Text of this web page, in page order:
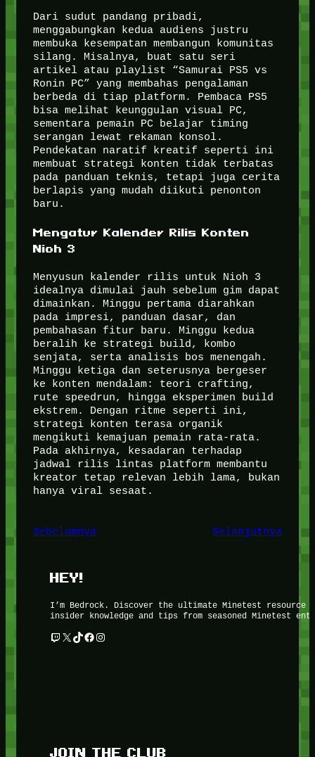
Dari sudut pandang pribadi,
menggabungkan kedua audiens justru
membuka kesempatan membangun komunitas
silang. Misalnya, buat satu seri
artikel atau playlist “Samurai PS5 vs
Ronin PC” yang membahas pengalaman
berbeda di tiap platform. Pembaca PS5
bisa melihat keunggulan visual PC,
sementara pemain PC belajar timing
serangan lewat rekaman konsol.
Pendekatan naratif kreatif seperti ini
membuat strategi konten tidak terbatas
pada panduan teknis, tetapi juga cerita
berlapis yang mudah diikuti penonton
baru.
Mengatur Kalender Rilis Konten
Nioh 3
Menyusun kalender rilis untuk Nioh 3
idealnya dimulai jauh sebelum gim dapat
dimainkan. Minggu pertama diarahkan
pada impresi, panduan dasar, dan
pembahasan fitur baru. Minggu kedua
beralih ke strategi build, kombo
senjata, serta analisis bos menengah.
Minggu ketiga dan seterusnya bergeser
ke konten mendalam: teori crafting,
rute speedrun, hingga eksperimen build
ekstrem. Dengan ritme seperti ini,
strategi konten terasa organik
mengikuti kemajuan pemain rata-rata.
Pada akhirnya, kesadaran terhadap
jadwal rilis lintas platform membantu
kreator tetap relevan lebih lama, bukan
hanya viral sesaat.
Sebelumnya Selanjutnya
HEY!
I’m Bedrock. Discover the ultimate Minetest
insider knowledge and tips from seasoned Minetest
Twitch X TikTok Facebook Instagram
JOIN THE CLUB